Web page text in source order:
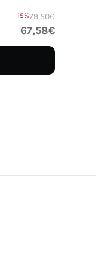
-15%79,50€
67,58€